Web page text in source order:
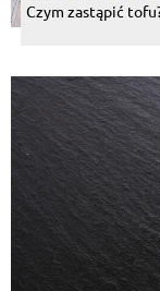
Czym zastąpić